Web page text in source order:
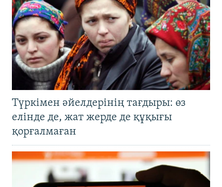
Түркімен әйелдерінің тағдыры: өз
елінде де, жат жерде де құқығы
қорғалмаған